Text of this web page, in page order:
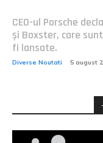
CEO-ul Porsche
și Boxster, care
fi lansate.
Diverse Noutati 5 august